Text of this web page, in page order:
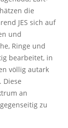
die
JES sich auf
und
Ringe und
bearbeitet, in
völlig autark
Diese
an
zu